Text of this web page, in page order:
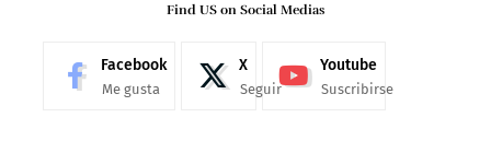
Find US on Social Medias
Facebook
Me gusta
X
Seguir
Youtube
Suscribirse